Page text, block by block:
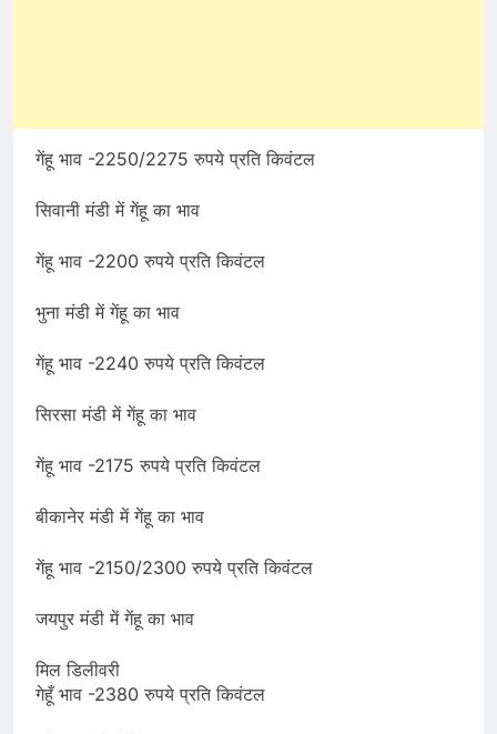
गेंहू भाव -2250/2275 रुपये प्रति किवंटल
सिवानी मंडी में गेंहू का भाव
गेंहू भाव -2200 रुपये प्रति किवंटल
भुना मंडी में गेंहू का भाव
गेंहू भाव -2240 रुपये प्रति किवंटल
सिरसा मंडी में गेंहू का भाव
गेंहू भाव -2175 रुपये प्रति किवंटल
बीकानेर मंडी में गेंहू का भाव
गेंहू भाव -2150/2300 रुपये प्रति किवंटल
जयपुर मंडी में गेंहू का भाव
मिल डिलीवरी
गेहूँ भाव -2380 रुपये प्रति किवंटल